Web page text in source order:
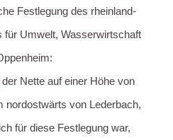
Festlegung des rheinland-
für Umwelt, Wasserwirtschaft
Nette auf einer Höhe von
nordostwärts von Lederbach,
für diese Festlegung war,